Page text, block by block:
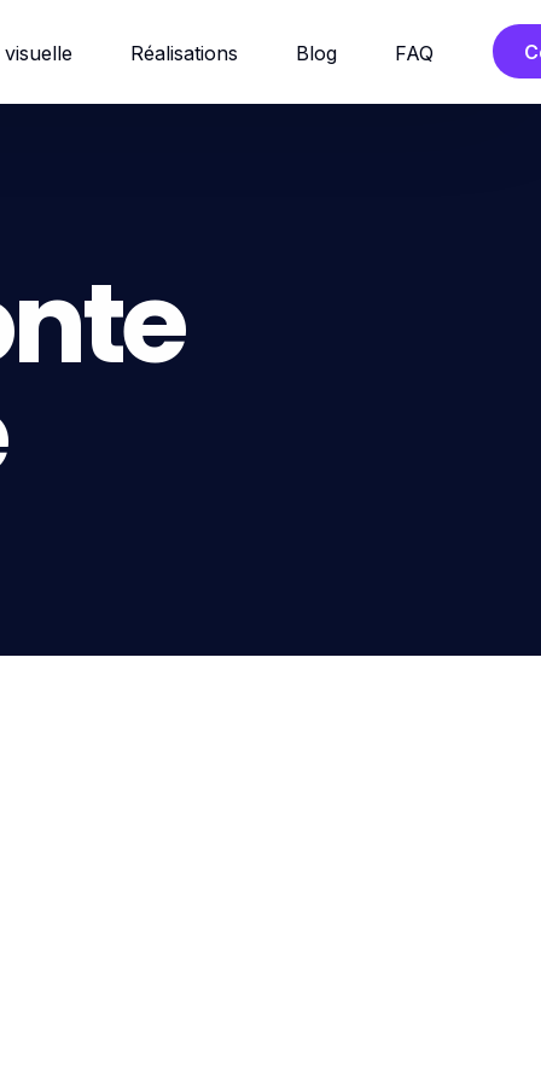
Réalisations Blog FAQ